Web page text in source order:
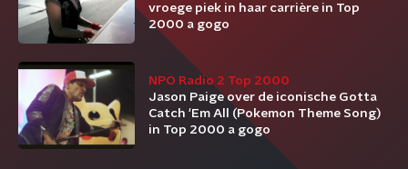
vroege piek in haar carrière in Top
2000 a gogo
NPO Radio 2 Top 2000
Jason Paige over de iconische Gotta
Catch 'Em All (Pokemon Theme Song)
in Top 2000 a gogo